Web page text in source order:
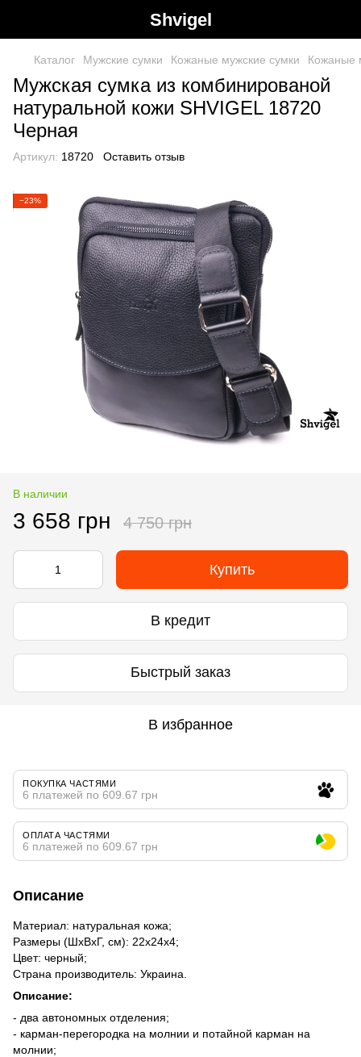
Shvigel
Каталог Мужские сумки Кожаные мужские сумки Кожаные
Мужская сумка из комбинированой
натуральной кожи SHVIGEL 18720
Черная
Артикул: 18720 Оставить отзыв
−23%
В наличии
3 658 грн 4 750 грн
Купить
В кредит
Быстрый заказ
В избранное
ПОКУПКА ЧАСТЯМИ
6 платежей по 609.67 грн
ОПЛАТА ЧАСТЯМИ
6 платежей по 609.67 грн
Описание
Материал: натуральная кожа;
Размеры (ШхВхГ, см): 22х24х4;
Цвет: черный;
Страна производитель: Украина.
Описание:
- два автономных отделения;
- карман-перегородка на молнии и потайной карман на
молнии;